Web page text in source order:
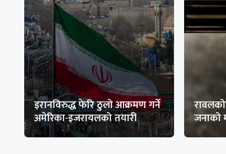
इरानविरुद्ध फेरि ठुलो आक्रमण गर्ने
अमेरिका-इजरायलको तयारी जनाको